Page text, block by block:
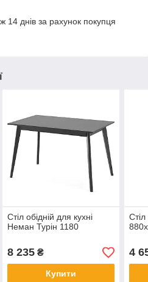
14 днів за рахунок покупця
Стіл обідній для кухні
Неман Турін 1180
8 235₴
Купити
4